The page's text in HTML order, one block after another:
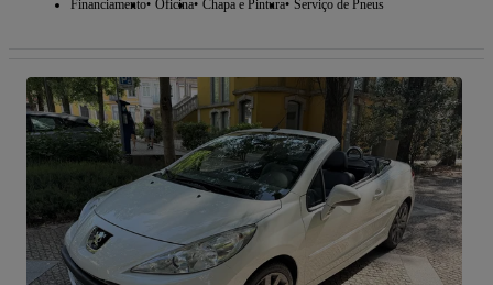
Financiamento Oficina Chapa e Pintura Serviço de Pneus